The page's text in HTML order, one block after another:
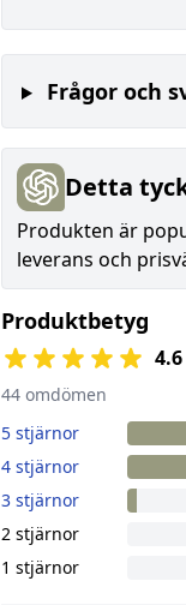
Frågor och
Detta
Produkten är
leverans och
Produktbetyg
44 omdömen
5 stjärnor
4 stjärnor
3 stjärnor
2 stjärnor
1 stjärnor